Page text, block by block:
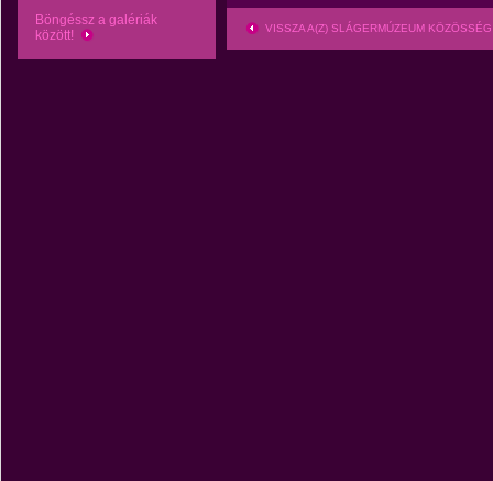
Böngéssz a galériák
között!
VISSZA A(Z) SLÁGERMÚZEUM